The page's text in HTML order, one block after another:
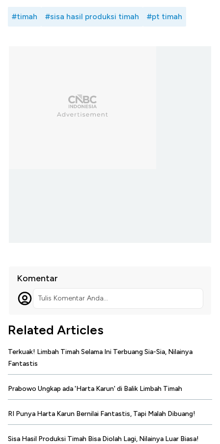
#timah #sisa hasil produksi timah #pt timah
Komentar
Tulis Komentar Anda...
Related Articles
Terkuak! Limbah Timah Selama Ini Terbuang Sia-Sia, Nilainya
Fantastis
Prabowo Ungkap ada 'Harta Karun' di Balik Limbah Timah
RI Punya Harta Karun Bernilai Fantastis, Tapi Malah Dibuang!
Sisa Hasil Produksi Timah Bisa Diolah Lagi, Nilainya Luar Biasa!